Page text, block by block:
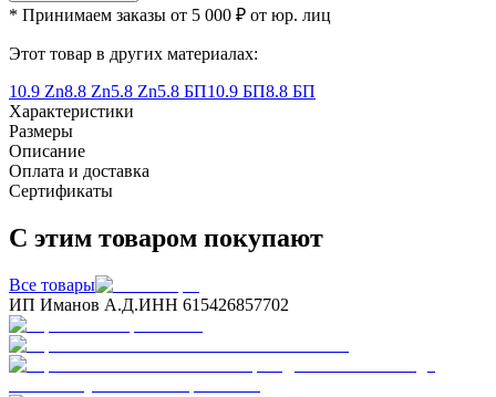
* Принимаем заказы от 5 000 ₽ от юр. лиц
Этот товар в других материалах:
10.9 Zn8.8 Zn5.8 Zn5.8 БП10.9 БП8.8 БП
Характеристики
Размеры
Описание
Оплата и доставка
Сертификаты
С этим товаром покупают
Все товары
ИП Иманов А.Д.ИНН 615426857702